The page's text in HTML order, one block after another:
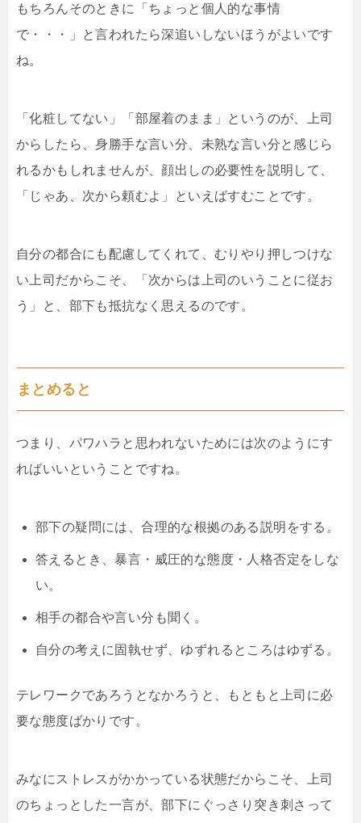
もちろんそのときに「ちょっと個人的な事情
で・・・」と言われたら深追いしないほうがよいです
ね。
「化粧してない」「部屋着のまま」というのが、上司
からしたら、身勝手な言い分、未熟な言い分と感じら
れるかもしれませんが、顔出しの必要性を説明して、
「じゃあ、次から頼むよ」といえばすむことです。
自分の都合にも配慮してくれて、むりやり押しつけな
い上司だからこそ、「次からは上司のいうことに従お
う」と、部下も抵抗なく思えるのです。
まとめると
つまり、パワハラと思われないためには次のようにす
ればいいということですね。
部下の疑問には、合理的な根拠のある説明をする。
答えるとき、暴言・威圧的な態度・人格否定をしな
い。
相手の都合や言い分も聞く。
自分の考えに固執せず、ゆずれるところはゆずる。
テレワークであろうとなかろうと、もともと上司に必
要な態度ばかりです。
みなにストレスがかかっている状態だからこそ、上司
のちょっとした一言が、部下にぐっさり突き刺さって